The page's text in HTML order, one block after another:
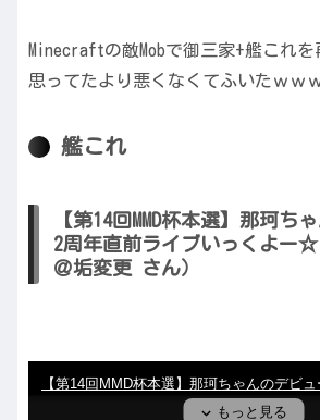
Minecraftの敵Mobで御三家+艦これを
思ってたより悪くなくてふいたｗｗ
艦これ
【第14回MMD杯本選】那珂ち
2周年直前ライブいっくよー
＠垢変更 さん）